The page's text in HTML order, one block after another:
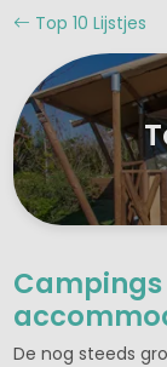
Top 10 Lijstjes
De nog steeds